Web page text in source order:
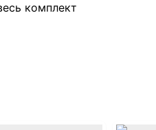
комплект
ʔ